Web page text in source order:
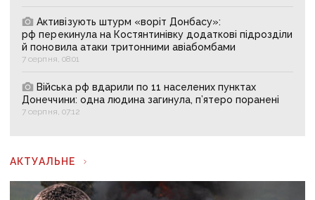
Активізують штурм «воріт Донбасу»:
рф перекинула на Костянтинівку додаткові підрозділи
й поновила атаки тритонними авіабомбами
7 серпня, 08:01
Війська рф вдарили по 11 населених пунктах
Донеччини: одна людина загинула, п’ятеро поранені
7 серпня, 07:12
АКТУАЛЬНЕ